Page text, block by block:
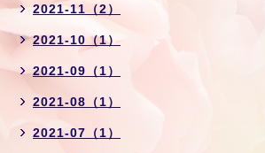
2021-11（2）
2021-10（1）
2021-09（1）
2021-08（1）
2021-07（1）